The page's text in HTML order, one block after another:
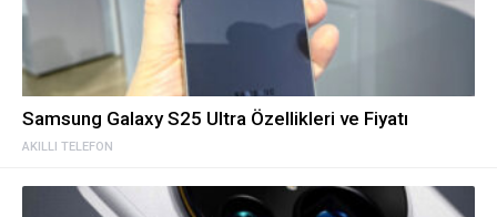
AKILLI TELEFON
Samsung Galaxy S25 Ultra Özellikleri ve Fiyatı